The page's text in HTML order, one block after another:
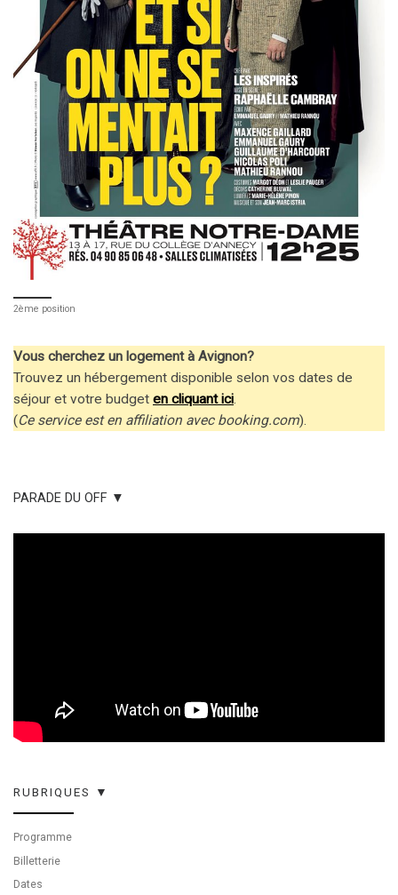
2ème position
Vous cherchez un logement à Avignon?
Trouvez un hébergement disponible selon vos dates de
séjour et votre budget en cliquant ici.
(Ce service est en affiliation avec booking.com).
PARADE DU OFF ▼
RUBRIQUES ▼
Programme
Billetterie
Dates